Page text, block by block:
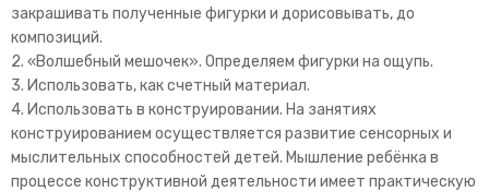
закрашивать полученные фигурки и дорисовывать, до
композиций.
2. «Волшебный мешочек». Определяем фигурки на ощупь.
3. Использовать, как счетный материал.
4. Использовать в конструировании. На занятиях
конструированием осуществляется развитие сенсорных и
мыслительных способностей детей. Мышление ребёнка в
процессе конструктивной деятельности имеет практическую